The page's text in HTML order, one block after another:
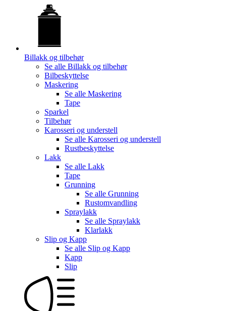
Billakk og tilbehør
Se alle Billakk og tilbehør
Bilbeskyttelse
Maskering
Se alle Maskering
Tape
Sparkel
Tilbehør
Karosseri og understell
Se alle Karosseri og understell
Rustbeskyttelse
Lakk
Se alle Lakk
Tape
Grunning
Se alle Grunning
Rustomvandling
Spraylakk
Se alle Spraylakk
Klarlakk
Slip og Kapp
Se alle Slip og Kapp
Kapp
Slip